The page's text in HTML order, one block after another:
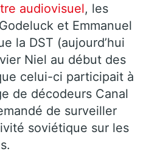
audiovisuel, les
et Emmanuel
la DST (aujourd’hui
Niel au début des
celui-ci participait à
de décodeurs Canal
de surveiller
soviétique sur les